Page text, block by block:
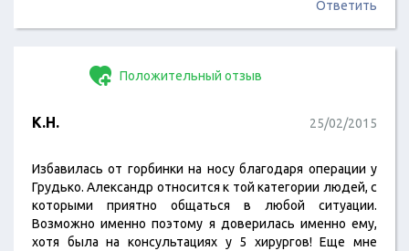
Ответить
Положительный отзыв
К.Н. 25/02/2015
Избавилась от горбинки на носу благодаря операции у
Грудько. Александр относится к той категории людей, с
которыми приятно общаться в любой ситуации.
Возможно именно поэтому я доверилась именно ему,
хотя была на консультациях у 5 хирургов! Еще мне